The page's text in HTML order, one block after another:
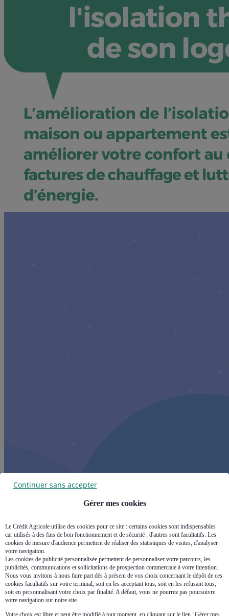
Gérer mes cookies
Le Crédit Agricole utilise des cookies pour ce site : certains cookies sont indispensables
car utilisés à des fins de bon fonctionnement et de sécurité : d'autres sont facultatifs. Les
cookies de mesure d'audience permettent de réaliser des statistiques de visites, d'analyser
votre navigation.
Les cookies de publicité personnalisée permettent de personnaliser votre parcours, les
publicités, communications et sollicitations de prospection commerciale à votre intention.
Nous vous invitons à nous faire part dès à présent de vos choix concernant le dépôt de ces
cookies facultatifs sur votre terminal, soit en les acceptant tous, soit en les refusant tous,
soit en personnalisant votre choix par finalité. A défaut, vous ne pourrez pas poursuivre
votre navigation sur notre site.
Votre choix est libre et peut être modifié à tout moment, en cliquant sur le lien "Gérer mes
Continuer sans accepter